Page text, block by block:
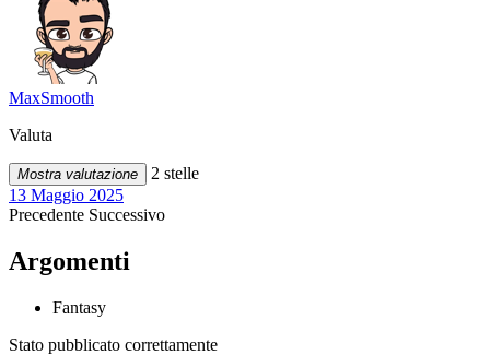
MaxSmooth
Valuta
Mostra valutazione
2 stelle
13 Maggio 2025
Precedente Successivo
Argomenti
Fantasy
Stato pubblicato correttamente